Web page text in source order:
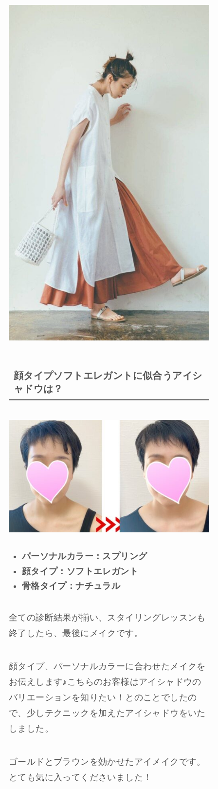
顔タイプソフトエレガントに似合うアイシ
ャドウは？
パーソナルカラー：スプリング
顔タイプ：ソフトエレガント
骨格タイプ：ナチュラル
全ての診断結果が揃い、スタイリングレッスンも
終了したら、最後にメイクです。
顔タイプ、パーソナルカラーに合わせたメイクを
お伝えします♪こちらのお客様はアイシャドウの
バリエーションを知りたい！とのことでしたの
で、少しテクニックを加えたアイシャドウをいた
しました。
ゴールドとブラウンを効かせたアイメイクです。
とても気に入ってくださいました！